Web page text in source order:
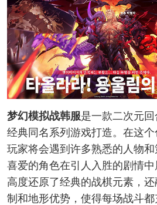
梦幻模拟战韩服是一款二次元
经典同名系列游戏打造。在这个
玩家将会遇到许多熟悉的人物
喜爱的角色在引人入胜的剧情
高度还原了经典的战棋元素，
制和地形优势，使得每场战斗都